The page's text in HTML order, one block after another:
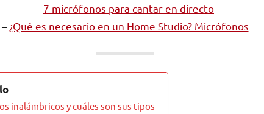
–7 micrófonos para cantar en directo
– ¿Qué es necesario en un Home Studio? Micrófonos
inalámbricos y cuáles son sus tipos